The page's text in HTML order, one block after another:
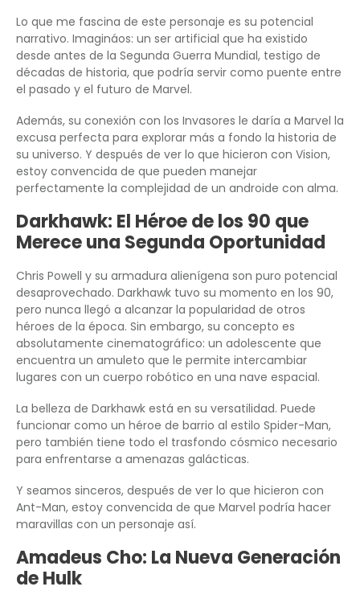
Lo que me fascina de este personaje es su potencial
narrativo. Imagináos: un ser artificial que ha existido
desde antes de la Segunda Guerra Mundial, testigo de
décadas de historia, que podría servir como puente entre
el pasado y el futuro de Marvel.
Además, su conexión con los Invasores le daría a Marvel la
excusa perfecta para explorar más a fondo la historia de
su universo. Y después de ver lo que hicieron con Vision,
estoy convencida de que pueden manejar
perfectamente la complejidad de un androide con alma.
Darkhawk: El Héroe de los 90 que
Merece una Segunda Oportunidad
Chris Powell y su armadura alienígena son puro potencial
desaprovechado. Darkhawk tuvo su momento en los 90,
pero nunca llegó a alcanzar la popularidad de otros
héroes de la época. Sin embargo, su concepto es
absolutamente cinematográfico: un adolescente que
encuentra un amuleto que le permite intercambiar
lugares con un cuerpo robótico en una nave espacial.
La belleza de Darkhawk está en su versatilidad. Puede
funcionar como un héroe de barrio al estilo Spider-Man,
pero también tiene todo el trasfondo cósmico necesario
para enfrentarse a amenazas galácticas.
Y seamos sinceros, después de ver lo que hicieron con
Ant-Man, estoy convencida de que Marvel podría hacer
maravillas con un personaje así.
Amadeus Cho: La Nueva Generación
de Hulk